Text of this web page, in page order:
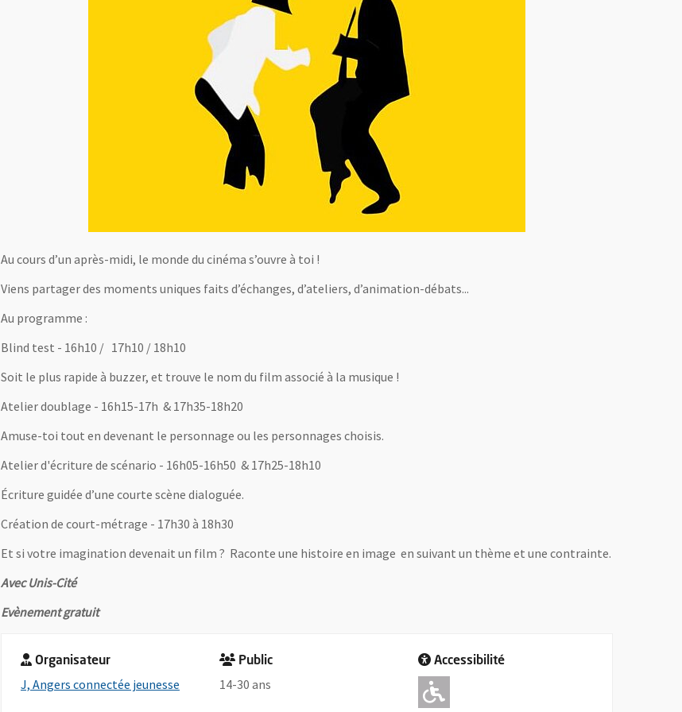
Au cours d’un après-midi, le monde du cinéma s’ouvre à toi !
Viens partager des moments uniques faits d’échanges, d’ateliers, d’animation-débats...
Au programme :
Blind test - 16h10 / 17h10 / 18h10
Soit le plus rapide à buzzer, et trouve le nom du film associé à la musique !
Atelier doublage - 16h15-17h & 17h35-18h20
Amuse-toi tout en devenant le personnage ou les personnages choisis.
Atelier d'écriture de scénario - 16h05-16h50 & 17h25-18h10
Écriture guidée d’une courte scène dialoguée.
Création de court-métrage - 17h30 à 18h30
Et si votre imagination devenait un film ? Raconte une histoire en image en suivant un thème et une contrainte.
Avec Unis-Cité
Evènement gratuit
Organisateur
J, Angers connectée jeunesse, Ouvre une nouvelle fenêtre
Public
14-30 ans
Accessibilité
Adapté pour l'handicap